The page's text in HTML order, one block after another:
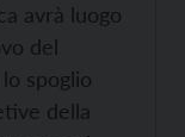
avrà luogo
del
spoglio
della